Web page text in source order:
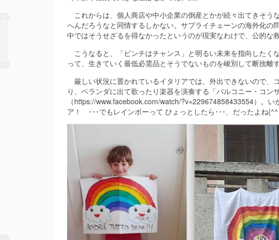
これからは、個人商店や中小企業の倒産とかが続々出てきそう
へんだろうなと同情するしかない。サプライチェーンの海外化
中ではそうせざるを得なかったというのが現実なわけで、公的な
こうなると、「ピンチはチャンス」と明るい未来を指向したく
って、生きていく最低必需品とそうでないものを峻別して断捨離
厳しい状況に置かれているイタリアでは、外出できないので、
り、ベランダに出て歌ったり楽器を演奏する「バルコニー・コン
（https://www.facebook.com/watch/?v=229674858433554）。
ア！ ･･･でもレインボーって ひょっとしたら･･･、だったよね